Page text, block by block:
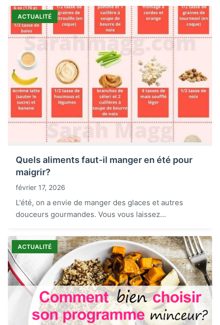
ACTUALITÉ
Quels aliments faut-il manger en été pour
maigrir?
février 17, 2026
L'été, on a envie de manger des glaces et autres
douceurs gourmandes. Vous vous laissez...
ACTUALITÉ